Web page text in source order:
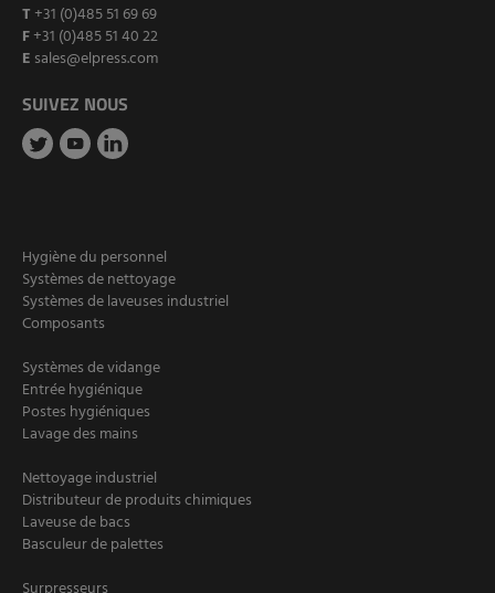
T +31 (0)485 51 69 69
F+31 (0)485 51 40 22
E sales@elpress.com
SUIVEZ NOUS
Hygiène du personnel
Systèmes de nettoyage
Systèmes de laveuses industriel
Composants
Systèmes de vidange
Entrée hygiénique
Postes hygiéniques
Lavage des mains
Nettoyage industriel
Distributeur de produits chimiques
Laveuse de bacs
Basculeur de palettes